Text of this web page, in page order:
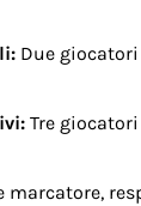
Due
Tre
marcatore,